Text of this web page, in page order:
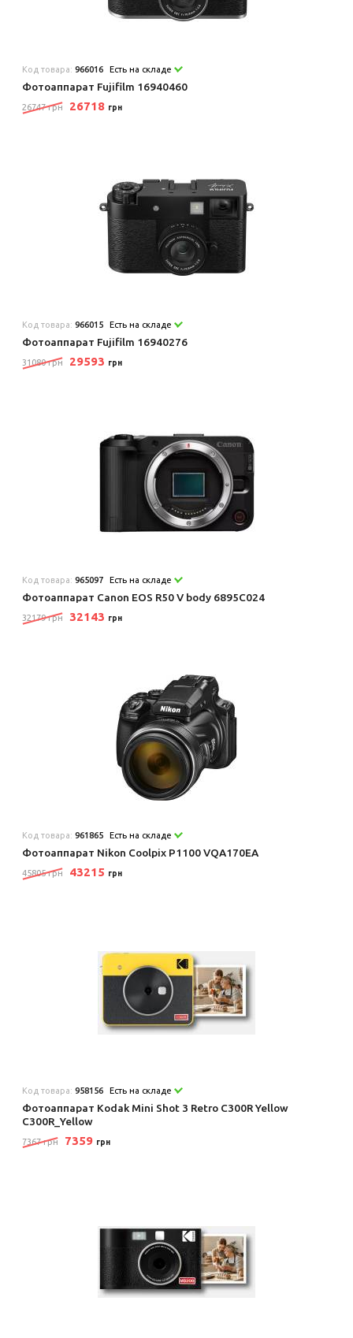
Код товара:966016 Есть на складе
Фотоаппарат Fujifilm 16940460
26747 грн 26718 грн
Код товара:966015 Есть на складе
Фотоаппарат Fujifilm 16940276
31080 грн 29593 грн
Код товара:965097 Есть на складе
Фотоаппарат Canon EOS R50 V body 6895C024
32179 грн 32143 грн
Код товара:961865 Есть на складе
Фотоаппарат Nikon Coolpix P1100 VQA170EA
45805 грн 43215 грн
Код товара:958156 Есть на складе
Фотоаппарат Kodak Mini Shot 3 Retro C300R Yellow
C300R_Yellow
7367 грн 7359 грн